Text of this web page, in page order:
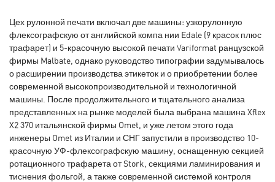
Цех рулонной печати включал две машины: узкорулонную
флексографскую от английской компа нии Edale (9 красок плюс
трафарет) и 5-красочную высокой печати Variformat ранцузской
фирмы Malbate, однако руководство типографии задумывалось
о расширении производства этикеток и о приобретении более
современной высокопроизводительной и технологичной
машины. После продолжительного и тщательного анализа
представленных на рынке моделей была выбрана машина Xflex
X2 370 итальянской фирмы Omet, и уже летом этого года
инженеры Omet из Италии и СНГ запустили в производство 10-
красочную УФ-флексографскую машину, оснащенную секцией
ротационного трафарета от Stork, секциями ламинирования и
тиснения фольгой, а также современной системой контроля